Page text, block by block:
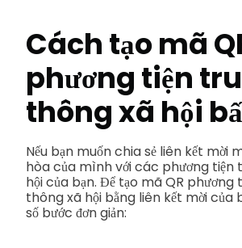
Cách tạo mã
phương tiện
thông xã hội
Nếu bạn muốn chia sẻ liên kết mời
hòa của mình với các phương tiện
hội của bạn. Để tạo mã QR phương
thông xã hội bằng liên kết mời của
số bước đơn giản: